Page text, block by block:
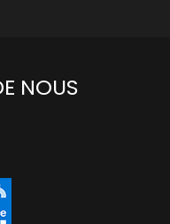
NOUS